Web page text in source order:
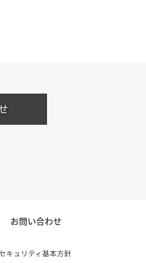
お問い合わせ
キュリティ基本方針